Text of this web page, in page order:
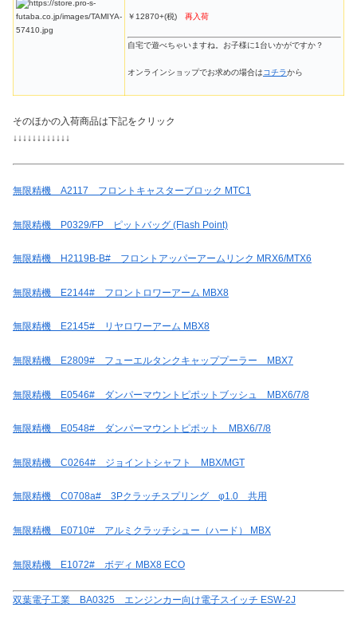
￥12870+(税) 再入荷
自宅で遊べちゃいますね。お子様に1台いかがですか？
オンラインショップでお求めの場合はコチラから
そのほかの入荷商品は下記をクリック
↓↓↓↓↓↓↓↓↓↓↓↓
無限精機 A2117 フロントキャスターブロック MTC1
無限精機 P0329/FP ピットバッグ (Flash Point)
無限精機 H2119B-B# フロントアッパーアームリンク MRX6/MTX6
無限精機 E2144# フロントロワーアーム MBX8
無限精機 E2145# リヤロワーアーム MBX8
無限精機 E2809# フューエルタンクキャッププーラー MBX7
無限精機 E0546# ダンパーマウントピポットブッシュ MBX6/7/8
無限精機 E0548# ダンパーマウントピポット MBX6/7/8
無限精機 C0264# ジョイントシャフト MBX/MGT
無限精機 C0708a# 3Pクラッチスプリング φ1.0 共用
無限精機 E0710# アルミクラッチシュー（ハード） MBX
無限精機 E1072# ボディ MBX8 ECO
双葉電子工業 BA0325 エンジンカー向け電子スイッチ ESW-2J